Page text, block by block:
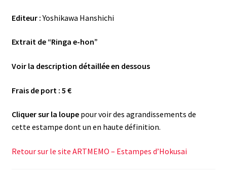
Editeur :Yoshikawa Hanshichi
Extrait de “Ringa e-hon”
Voir la description détaillée en dessous
Frais de port : 5 €
Cliquer sur la loupepour voir des agrandissements de
cette estampe dont un en haute définition.
Retour sur le site ARTMEMO – Estampes d’Hokusai